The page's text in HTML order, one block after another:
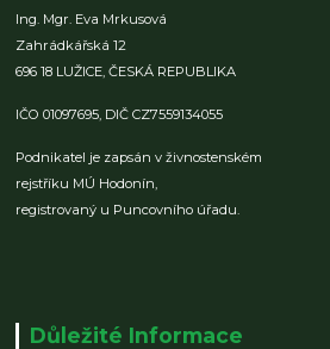
Ing. Mgr. Eva Mrkusová
Zahrádkářská 12
696 18 LUŽICE,ČESKÁ REPUBLIKA
IČO 01097695, DIČ CZ7559134055
Podnikatel je zapsán v živnostenském
rejstříku MÚ Hodonín,
registrovaný u Puncovního úřadu.
Důležité Informace